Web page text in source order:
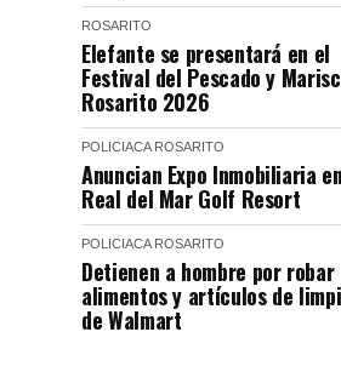
ROSARITO
Elefante se presentará en el
Festival del Pescado y
Rosarito 2026
POLICIACA ROSARITO
Anuncian Expo Inmobiliaria
Real del Mar Golf Resort
POLICIACA ROSARITO
Detienen a hombre por robar
alimentos y artículos de
de Walmart